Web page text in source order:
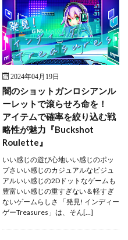
2024年04月19日
闇のショットガンロシアンル
ーレットで滾らせろ命を！
アイテムで確率を絞り込む戦
略性が魅力『Buckshot
Roulette』
いい感じの遊び心地いい感じのポッ
プさいい感じのカジュアルなビジュ
アルいい感じの2Dドットなゲームも
豊富いい感じの重すぎない＆軽すぎ
ないゲームらしさ 「発見! インディー
ゲーTreasures」は、そん[…]